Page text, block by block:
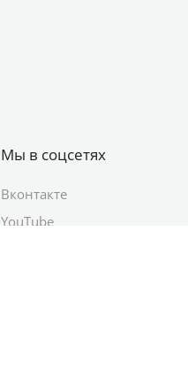
Мы в соцсетях
Вконтакте
YouTube